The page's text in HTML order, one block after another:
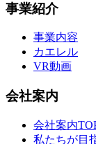
事業紹介
事業内容
カエレル
VR動画
会社案内
会社案内
私たちが目